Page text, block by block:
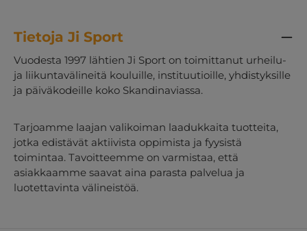
Tietoja Ji Sport
Vuodesta 1997 lähtien Ji Sport on toimittanut urheilu-
ja liikuntavälineitä kouluille, instituutioille, yhdistyksille
ja päiväkodeille koko Skandinaviassa.
Tarjoamme laajan valikoiman laadukkaita tuotteita,
jotka edistävät aktiivista oppimista ja fyysistä
toimintaa. Tavoitteemme on varmistaa, että
asiakkaamme saavat aina parasta palvelua ja
luotettavinta välineistöä.